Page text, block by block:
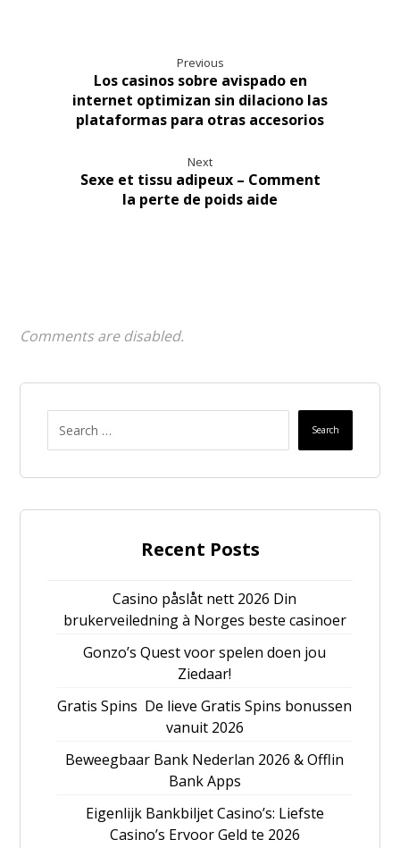
Previous
Los casinos sobre avispado en
internet optimizan sin dilaciono las
plataformas para otras accesorios
Next
Sexe et tissu adipeux – Comment
la perte de poids aide
Comments are disabled.
Search
Recent Posts
Casino påslåt nett 2026 Din
brukerveiledning à Norges beste casinoer
Gonzo’s Quest voor spelen doen jou
Ziedaar!
Gratis Spins ️ De lieve Gratis Spins bonussen
vanuit 2026
Beweegbaar Bank Nederlan 2026 & Offlin
Bank Apps
Eigenlijk Bankbiljet Casino’s: Liefste
Casino’s Ervoor Geld te 2026